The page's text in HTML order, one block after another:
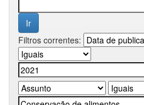
Filtros correntes: